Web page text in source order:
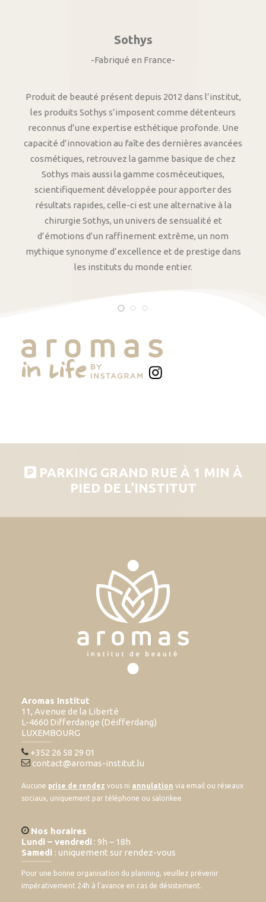
Sothys
-Fabriqué en France-
Produit de beauté présent depuis 2012 dans l’institut,
les produits Sothys s’imposent comme détenteurs
reconnus d’une expertise esthétique profonde. Une
capacité d’innovation au faîte des dernières avancées
cosmétiques, retrouvez la gamme basique de chez
Sothys mais aussi la gamme cosméceutiques,
scientifiquement développée pour apporter des
résultats rapides, celle-ci est une alternative à la
chirurgie Sothys, un univers de sensualité et
d’émotions d’un raffinement extrême, un nom
mythique synonyme d’excellence et de prestige dans
les instituts du monde entier.
PARKING GRAND RUE À 1 MIN À
PIED DE L’INSTITUT
Aromas Institut
11, Avenue de la Liberté
L-4660 Differdange (Déifferdang)
LUXEMBOURG
+352 26 58 29 01
contact@aromas-institut.lu
Aucune prise de rendez vous ni annulation via email ou réseaux
sociaux, uniquement par téléphone ou salonkee
Nos horaires
Lundi – vendredi : 9h – 18h
Samedi : uniquement sur rendez-vous
Pour une bonne organisation du planning, veuillez prévenir
impérativement 24h à l’avance en cas de désistement.